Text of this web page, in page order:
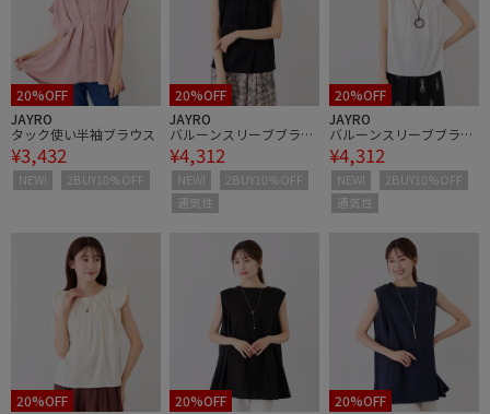
20%OFF
JAYRO
タック使い半袖ブラウス
¥3,432
NEW! 2BUY10%OFF
20%OFF
JAYRO
バルーンスリーブブラウ
ス
¥4,312
NEW!
2BUY10%OFF
通気性
20%OFF
JAYRO
バルーンスリーブブラウ
ス
¥4,312
NEW!
2BUY10%OFF
通気性
20%OFF
20%OFF
20%OFF